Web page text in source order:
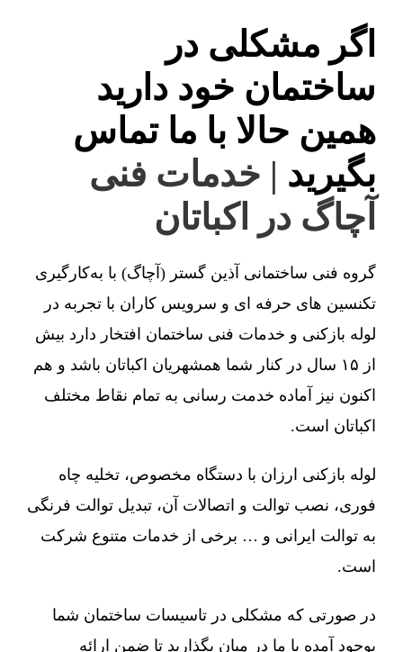
اگر مشکلی در
ساختمان خود دارید
همین حالا با ما تماس
بگیرید | خدمات فنی
آچاگ در اکباتان
گروه فنی ساختمانی آذین گستر (آچاگ) با به‌کارگیری
تکنسین های حرفه ای و سرویس کاران با تجربه در
لوله بازکنی و خدمات فنی ساختمان افتخار دارد بیش
از ۱۵ سال در کنار شما همشهریان اکباتان باشد و هم
اکنون نیز آماده خدمت رسانی به تمام نقاط مختلف
اکباتان است.
لوله بازکنی ارزان با دستگاه مخصوص، تخلیه چاه
فوری، نصب توالت و اتصالات آن، تبدیل توالت فرنگی
به توالت ایرانی و … برخی از خدمات متنوع شرکت
است.
در صورتی که مشکلی در تاسیسات ساختمان شما
بوجود آمده با ما در میان بگذارید تا ضمن ارائه